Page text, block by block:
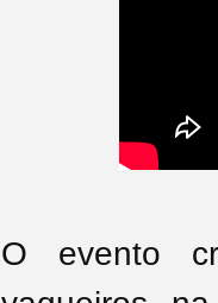
O evento